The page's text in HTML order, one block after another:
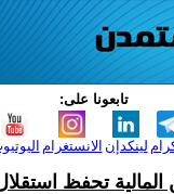
تابعونا على:
الانستغرام لينكدإن
المالية تحفظ